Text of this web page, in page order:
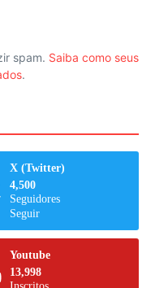
spam. Saiba como seus
.
X (Twitter)
4,500
Seguidores
Seguir
Youtube
13,998